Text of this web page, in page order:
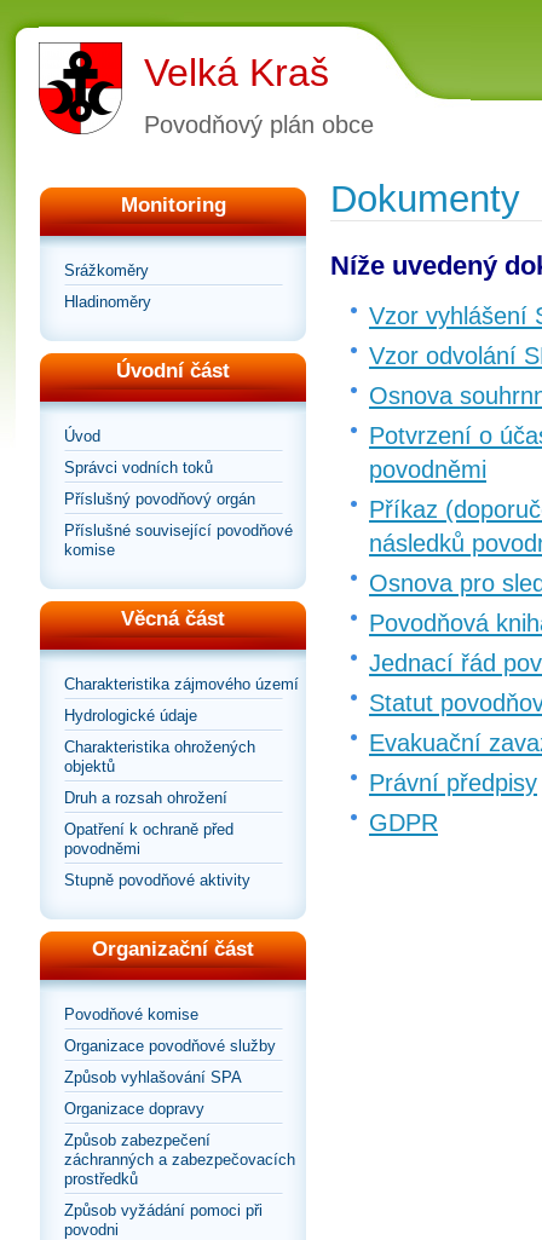
Velká Kraš
Povodňový plán obce
Monitoring
Srážkoměry
Hladinoměry
Úvodní část
Úvod
Správci vodních toků
Příslušný povodňový orgán
Příslušné související povodňové
komise
Věcná část
Charakteristika zájmového území
Hydrologické údaje
Charakteristika ohrožených
objektů
Druh a rozsah ohrožení
Opatření k ochraně před
povodněmi
Stupně povodňové aktivity
Organizační část
Povodňové komise
Organizace povodňové služby
Způsob vyhlašování SPA
Organizace dopravy
Způsob zabezpečení
záchranných a zabezpečovacích
prostředků
Způsob vyžádání pomoci při
povodni
Dokumenty
Níže uvedený
Vzor vyhlášení
Vzor odvolání
Osnova
Potvrzení o
povodněmi
Příkaz
následků
Osnova pro
Povodňová
Jednací řád
Statut
Evakuační
Právní předpisy
GDPR